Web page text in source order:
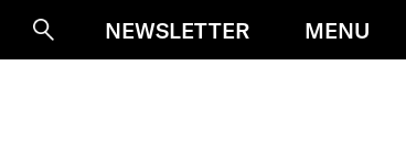
SucheNEWSLETTER MENU